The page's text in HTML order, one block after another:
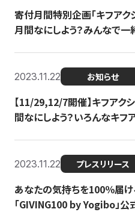
寄付月間特別企画「キフアク
月間なにしよう？みんなで一
2023.11.22 お知らせ
【11/29,12/7開催】キフアク
間なにしよう？いろんなキフ
2023.11.22 プレスリリース
あなたの気持ちを100％届け
「GIVING100 by Yogibo」公